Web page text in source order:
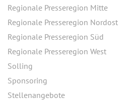
Regionale Presseregion Mitte
Regionale Presseregion Nordost
Regionale Presseregion Süd
Regionale Presseregion West
Solling
Sponsoring
Stellenangebote